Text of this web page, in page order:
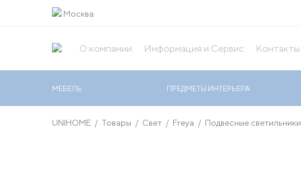
Москва
О компании Информация и Сервис Контакты
МЕБЕЛЬ ПРЕДМЕТЫ ИНТЕРЬЕРА
UNIHOME / Товары / Свет / Freya / Подвесные светильники